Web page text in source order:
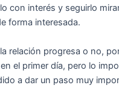
con interés y seguirlo
forma interesada.
relación progresa o no,
el primer día, pero lo
a dar un paso muy